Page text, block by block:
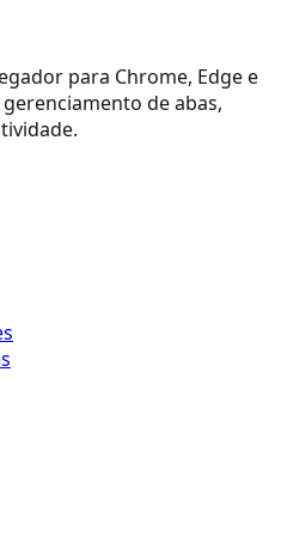
para Chrome, Edge e
de abas,